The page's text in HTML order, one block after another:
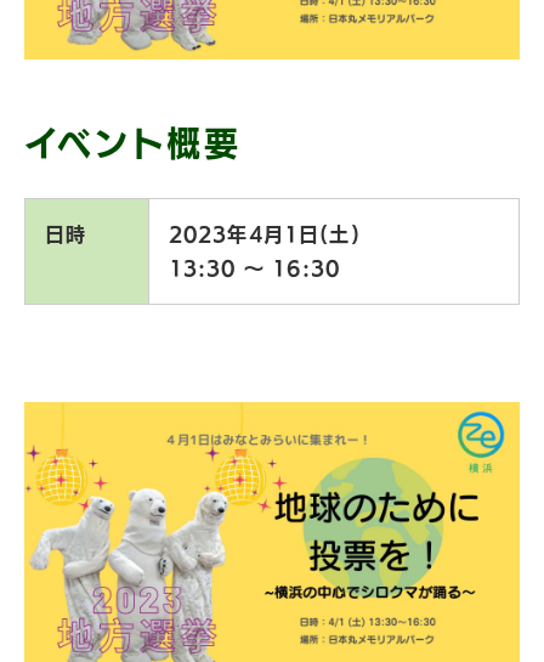
イベント概要
日時
2023年4月1日(土)
13:30 〜 16:30